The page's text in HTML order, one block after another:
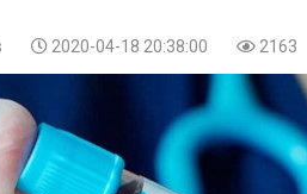
2020-04-18 20:38:00 2163